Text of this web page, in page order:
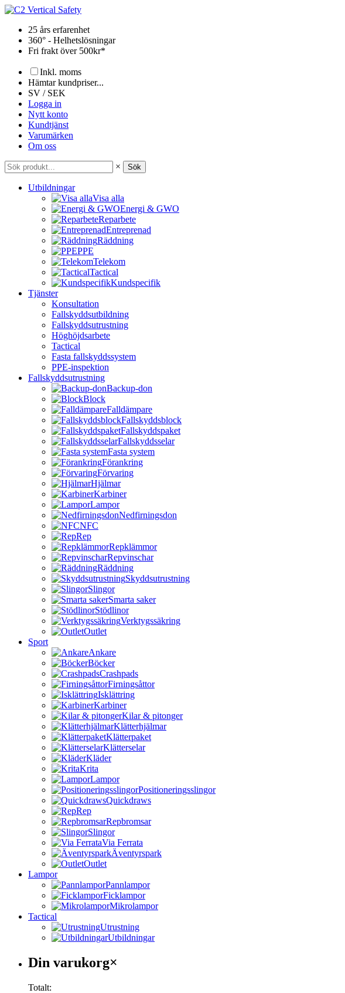
Hoppa
innehåll25 års erfarenhet
360° - Helhetslösningar
Fri frakt över 500kr*
Inkl. moms
Hämtar kundpriser...
SV / SEK
Logga in
Nytt konto
Kundtjänst
Varumärken
Om oss
× Sök
Utbildningar
Visa alla
Energi & GWO
Reparbete
Entreprenad
Räddning
PPE
Telekom
Tactical
Kundspecifik
Tjänster
Konsultation
Fallskyddsutbildning
Fallskyddsutrustning
Höghöjdsarbete
Tactical
Fasta fallskyddssystem
PPE-inspektion
Fallskyddsutrustning
Backup-don
Block
Falldämpare
Fallskyddsblock
Fallskyddspaket
Fallskyddsselar
Fasta system
Förankring
Förvaring
Hjälmar
Karbiner
Lampor
Nedfirningsdon
NFC
Rep
Repklämmor
Repvinschar
Räddning
Skyddsutrustning
Slingor
Smarta saker
Stödlinor
Verktygssäkring
Outlet
Sport
Ankare
Böcker
Crashpads
Firningsåttor
Isklättring
Karbiner
Kilar & pitonger
Klätterhjälmar
Klätterpaket
Klätterselar
Kläder
Krita
Lampor
Positioneringsslingor
Quickdraws
Rep
Repbromsar
Slingor
Via Ferrata
Äventyrspark
Outlet
Lampor
Pannlampor
Ficklampor
Mikrolampor
Tactical
Utrustning
Utbildningar
Varukorg
Din varukorg×
Totalt: